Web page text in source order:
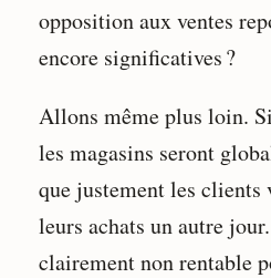
opposition aux ventes
encore significatives ?
Allons même plus loin.
les magasins seront
que justement les clients
leurs achats un autre
clairement non rentable